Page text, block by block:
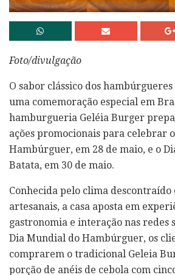
Foto/divulgação
O sabor clássico dos
uma comemoração especial em
hamburgueria Geléia Burger
ações promocionais para celebrar
Hambúrguer, em 28 de maio, e o
Batata, em 30 de maio.
Conhecida pelo clima descontraído
artesanais, a casa aposta em
gastronomia e interação nas redes
Dia Mundial do Hambúrguer, os
comprarem o tradicional Geleia
porção de anéis de cebola com